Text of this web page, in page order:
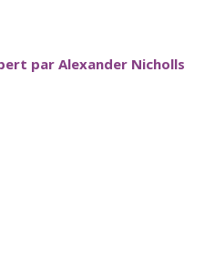
par Alexander Nicholls